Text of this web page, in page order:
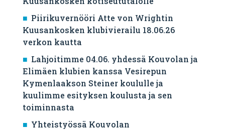
Piirikuvernööri Atte von Wrightin
Kuusankosken klubivierailu 18.06.26
verkon kautta
Lahjoitimme 04.06. yhdessä Kouvolan ja
Elimäen klubien kanssa Vesirepun
Kymenlaakson Steiner koululle ja
kuulimme esityksen koulusta ja sen
toiminnasta
Yhteistyössä Kouvolan